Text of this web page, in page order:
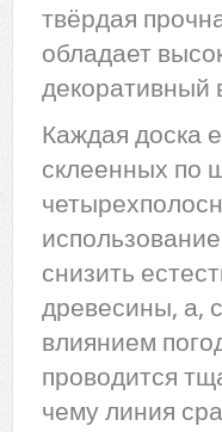
твёрдая
обладает
декоративный
Каждая доска
склеенных по
снизить
древесины, а,
влиянием
проводится
чему линия